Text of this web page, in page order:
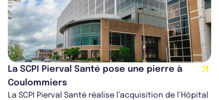
La SCPI Pierval Santé pose une pierre à
Coulommiers
La SCPI Pierval Santé réalise l’acquisition de l’Hôpital